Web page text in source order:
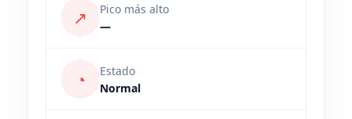
↗
Pico más alto
—
◔
Estado
Normal